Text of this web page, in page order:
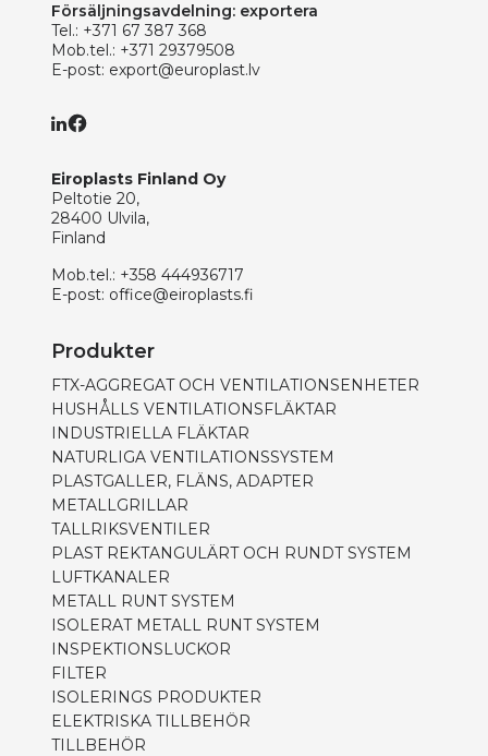
Försäljningsavdelning: exportera
Tel.: +371 67 387 368
Mob.tel.: +371 29379508
E-post: export@europlast.lv
Eiroplasts Finland Oy
Peltotie 20,
28400 Ulvila,
Finland
Mob.tel.: +358 444936717
E-post: office@eiroplasts.fi
Produkter
FTX-AGGREGAT OCH VENTILATIONSENHETER
HUSHÅLLS VENTILATIONSFLÄKTAR
INDUSTRIELLA FLÄKTAR
NATURLIGA VENTILATIONSSYSTEM
PLASTGALLER, FLÄNS, ADAPTER
METALLGRILLAR
TALLRIKSVENTILER
PLAST REKTANGULÄRT OCH RUNDT SYSTEM
LUFTKANALER
METALL RUNT SYSTEM
ISOLERAT METALL RUNT SYSTEM
INSPEKTIONSLUCKOR
FILTER
ISOLERINGS PRODUKTER
ELEKTRISKA TILLBEHÖR
TILLBEHÖR